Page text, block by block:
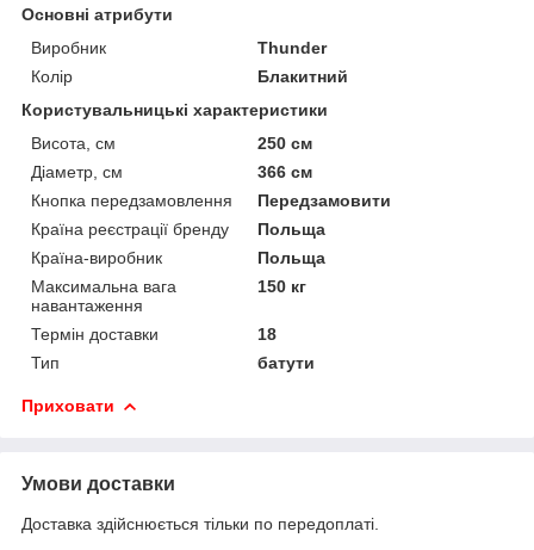
Основні атрибути
Виробник
Thunder
Колір
Блакитний
Користувальницькі характеристики
Висота, см
250 см
Діаметр, см
366 см
Кнопка передзамовлення
Передзамовити
Країна реєстрації бренду
Польща
Країна-виробник
Польща
Максимальна вага
навантаження
150 кг
Термін доставки
18
Тип
батути
Приховати
Умови доставки
Доставка здійснюється тільки по передоплаті.